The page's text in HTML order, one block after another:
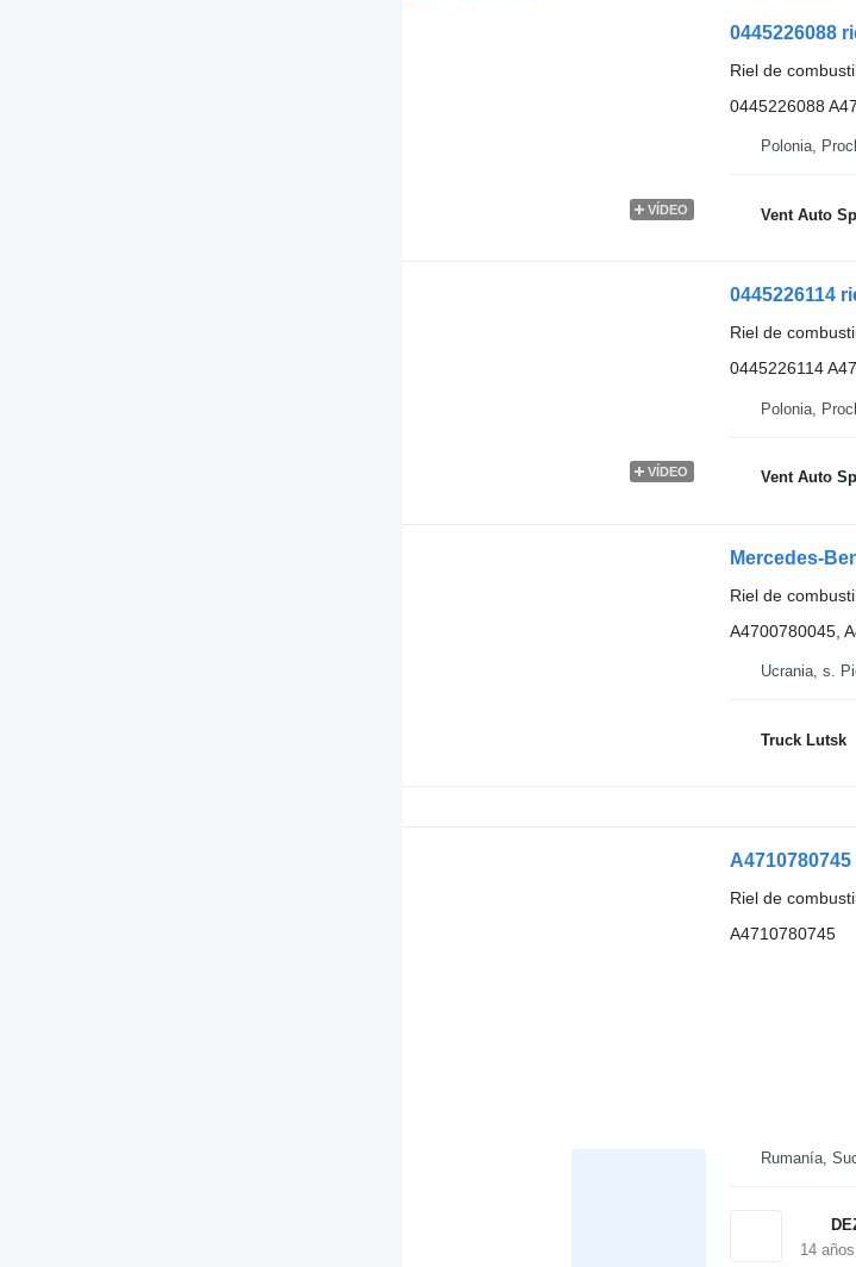
VÍDEO
0445226088
Riel de
0445226088
Polonia,
Vent Auto
VÍDEO
0445226114
Riel de
0445226114
Polonia,
Vent Auto
Riel de
A4700780045,
Ucrania, s.
Truck Lutsk
Riel de
A4710780745
Rumanía,
14años